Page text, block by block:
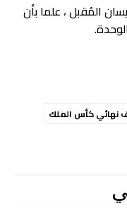
يوم 23 أبريل/نيسان المُقبل ، علما بأن
نهائي كأس الملك